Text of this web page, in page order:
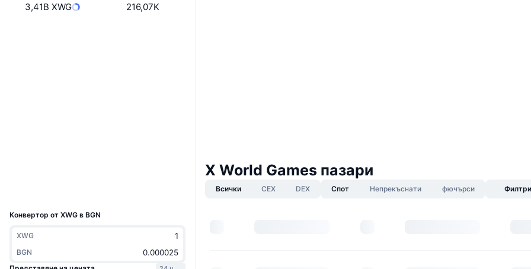
3,41B XWG
216,07K
Конвертор от XWG в BGN
XWG
BGN
X World Games пазари
Всички CEX DEX Спот Непрекъснати фючърси Филтри